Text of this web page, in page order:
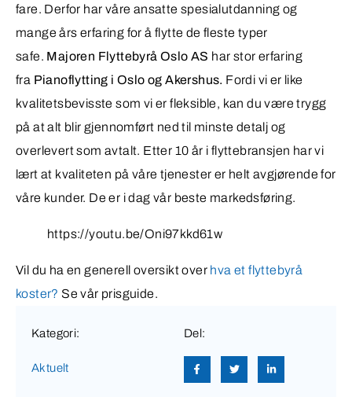
fare. Derfor har våre ansatte spesialutdanning og
mange års erfaring for å flytte de fleste typer
safe. Majoren Flyttebyrå Oslo AS har stor erfaring
fra Pianoflytting i Oslo og Akershus. Fordi vi er like
kvalitetsbevisste som vi er fleksible, kan du være trygg
på at alt blir gjennomført ned til minste detalj og
overlevert som avtalt. Etter 10 år i flyttebransjen har vi
lært at kvaliteten på våre tjenester er helt avgjørende for
våre kunder. De er i dag vår beste markedsføring.
https://youtu.be/Oni97kkd61w
Vil du ha en generell oversikt over hva et flyttebyrå
koster? Se vår prisguide.
Kategori:
Aktuelt
Del: